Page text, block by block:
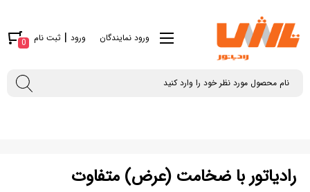
ورود نمایندگان ورود | ثبت نام 0
رادیاتور با ضخامت (عرض) متفاوت